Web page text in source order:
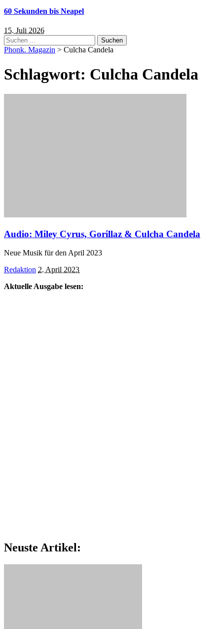
60 Sekunden bis Neapel
15. Juli 2026
Suchen
nach:
Phonk. Magazin > Culcha Candela
Schlagwort: Culcha Candela
Audio: Miley Cyrus, Gorillaz & Culcha Candela
Neue Musik für den April 2023
Posted
Redaktion 2. April 2023
Aktuelle Ausgabe lesen:
Neuste Artikel: